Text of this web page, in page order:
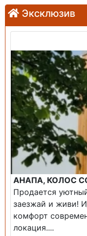
Эксклюзив
АНАПА, КОЛОС
Продается
заезжай и живи!
комфорт
локация....